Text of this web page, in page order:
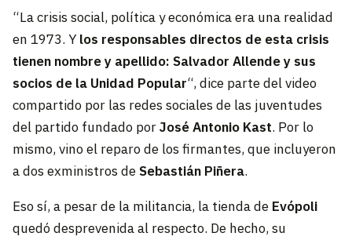
“La crisis social, política y económica era una realidad
en 1973. Y los responsables directos de esta crisis
tienen nombre y apellido: Salvador Allende y sus
socios de la Unidad Popular“, dice parte del video
compartido por las redes sociales de las juventudes
del partido fundado porJosé Antonio Kast. Por lo
mismo, vino el reparo de los firmantes, que incluyeron
a dos exministros deSebastián Piñera.
Eso sí, a pesar de la militancia, la tienda de Evópoli
quedó desprevenida al respecto. De hecho, su